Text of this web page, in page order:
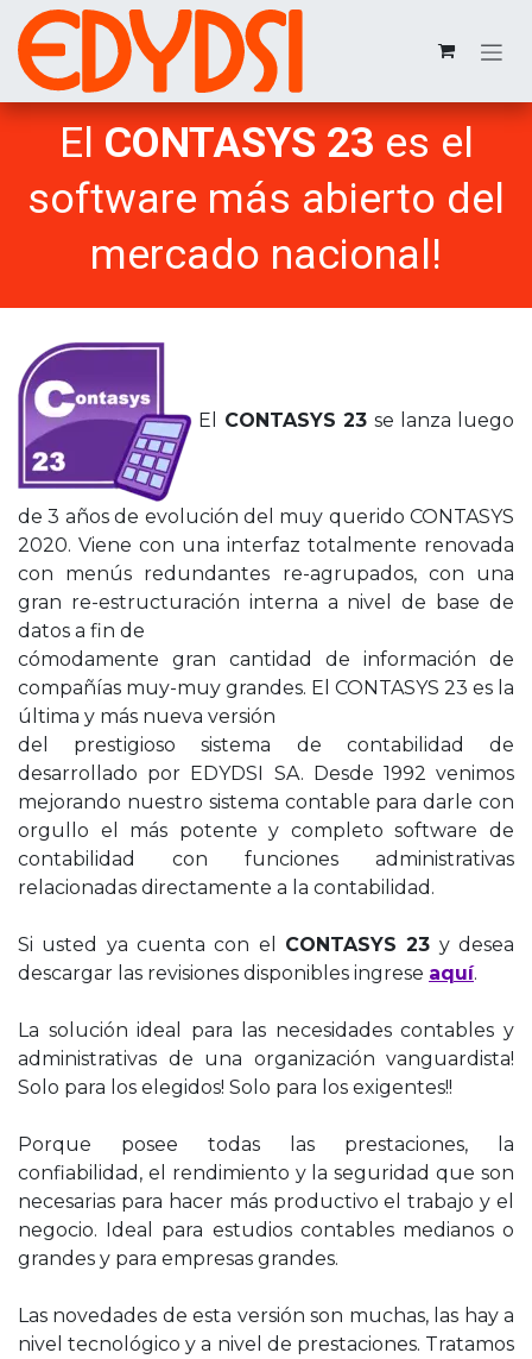
Ir al contenido
El CONTASYS 23 es el
software más abierto del
mercado nacional!
El CONTASYS 23 se lanza luego
de 3 años de evolución del muy querido CONTASYS
2020. Viene con una interfaz totalmente renovada
con menús redundantes re-agrupados, con una
gran re-estructuración interna a nivel de base de
datos a fin de
cómodamente gran cantidad de información de
compañías muy-muy grandes. El CONTASYS 23 es la
última y más nueva versión
del prestigioso sistema de contabilidad de
desarrollado por EDYDSI SA. Desde 1992 venimos
mejorando nuestro sistema contable para darle con
orgullo el más potente y completo software de
contabilidad con funciones administrativas
relacionadas directamente a la contabilidad.
Si usted ya cuenta con el CONTASYS 23 y desea
descargar las revisiones disponibles ingrese aquí.
La solución ideal para las necesidades contables y
administrativas de una organización vanguardista!
Solo para los elegidos! Solo para los exigentes!!
Porque posee todas las prestaciones, la
confiabilidad, el rendimiento y la seguridad que son
necesarias para hacer más productivo el trabajo y el
negocio. Ideal para estudios contables medianos o
grandes y para empresas grandes.
Las novedades de esta versión son muchas, las hay a
nivel tecnológico y a nivel de prestaciones. Tratamos